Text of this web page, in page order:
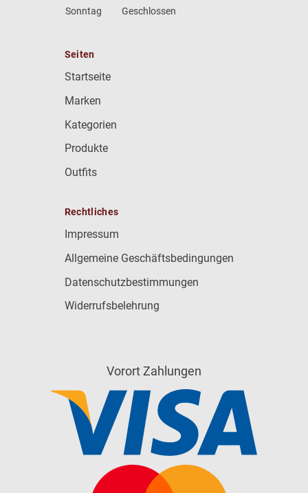
Sonntag
Geschlossen
Seiten
Startseite
Marken
Kategorien
Produkte
Outfits
Rechtliches
Impressum
Allgemeine Geschäftsbedingungen
Datenschutzbestimmungen
Widerrufsbelehrung
Vorort Zahlungen